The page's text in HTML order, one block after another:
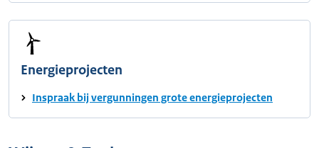
Energieprojecten
Inspraak bij vergunningen grote energieprojecten